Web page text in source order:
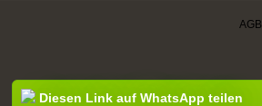
AGB
Diesen Link auf WhatsApp teilen